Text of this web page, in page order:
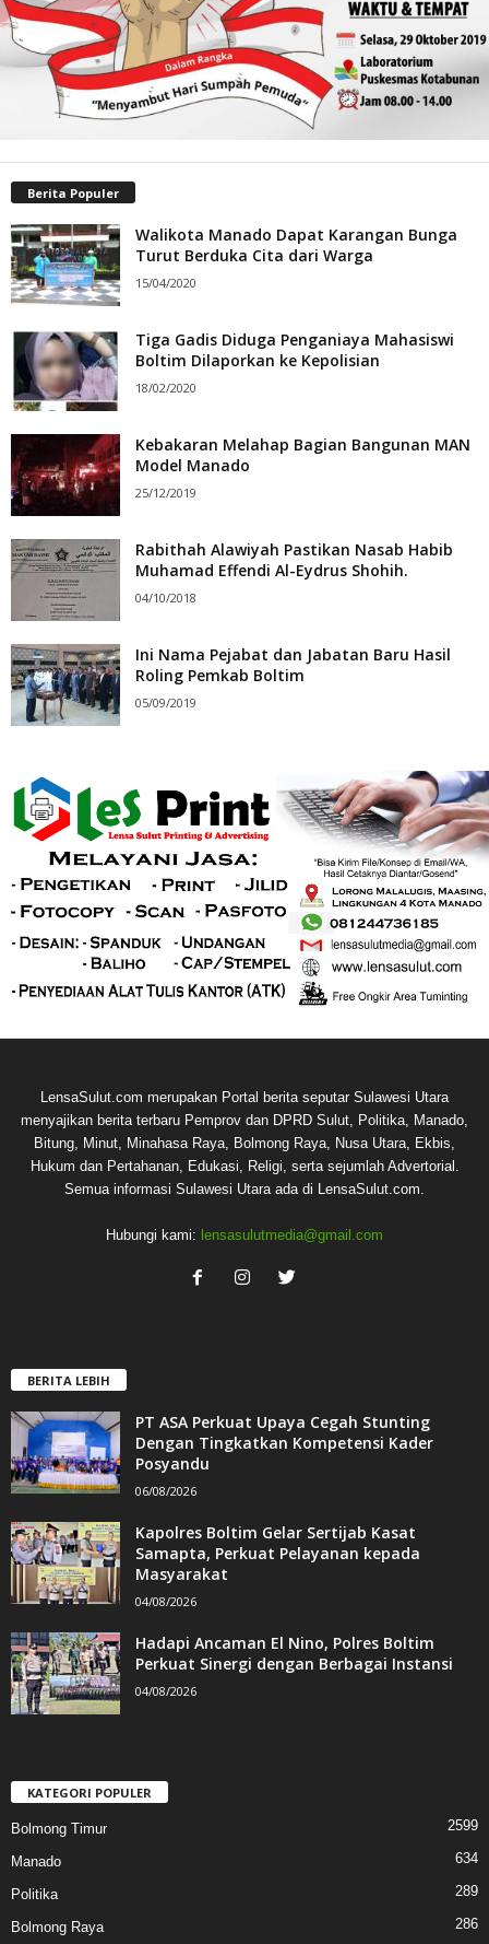
Berita Populer
Walikota Manado Dapat Karangan Bunga
Turut Berduka Cita dari Warga
15/04/2020
Tiga Gadis Diduga Penganiaya Mahasiswi
Boltim Dilaporkan ke Kepolisian
18/02/2020
Kebakaran Melahap Bagian Bangunan MAN
Model Manado
25/12/2019
Rabithah Alawiyah Pastikan Nasab Habib
Muhamad Effendi Al-Eydrus Shohih.
04/10/2018
Ini Nama Pejabat dan Jabatan Baru Hasil
Roling Pemkab Boltim
05/09/2019
LensaSulut.com merupakan Portal berita seputar Sulawesi Utara
menyajikan berita terbaru Pemprov dan DPRD Sulut, Politika, Manado,
Bitung, Minut, Minahasa Raya, Bolmong Raya, Nusa Utara, Ekbis,
Hukum dan Pertahanan, Edukasi, Religi, serta sejumlah Advertorial.
Semua informasi Sulawesi Utara ada di LensaSulut.com.
Hubungi kami: lensasulutmedia@gmail.com
BERITA LEBIH
PT ASA Perkuat Upaya Cegah Stunting
Dengan Tingkatkan Kompetensi Kader
Posyandu
06/08/2026
Kapolres Boltim Gelar Sertijab Kasat
Samapta, Perkuat Pelayanan kepada
Masyarakat
04/08/2026
Hadapi Ancaman El Nino, Polres Boltim
Perkuat Sinergi dengan Berbagai Instansi
04/08/2026
KATEGORI POPULER
Bolmong Timur 2599
Manado 634
Politika 289
Bolmong Raya 286